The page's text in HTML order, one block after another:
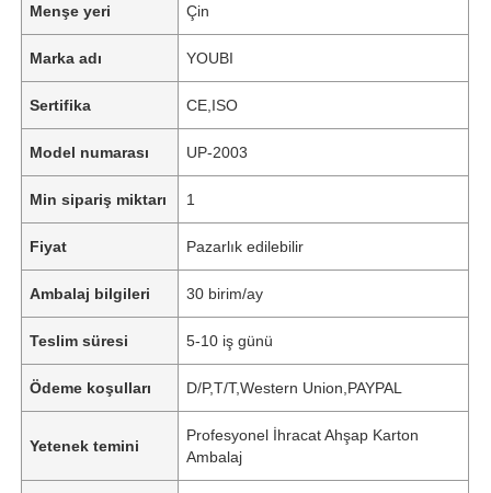
Menşe yeri Çin
Marka adı YOUBI
Sertifika CE,ISO
Model numarası UP-2003
Min sipariş miktarı 1
Fiyat Pazarlık edilebilir
Ambalaj bilgileri 30 birim/ay
Teslim süresi 5-10 iş günü
Ödeme koşulları D/P,T/T,Western Union,PAYPAL
Yetenek temini
Profesyonel İhracat Ahşap Karton
Ambalaj